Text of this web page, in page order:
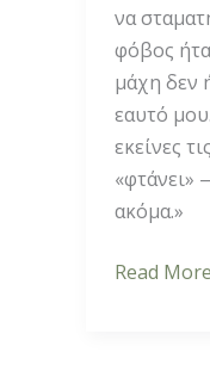
να
φόβος
μάχη δεν
εαυτό
εκείνες
«φτάνει»
ακόμα.»
Read